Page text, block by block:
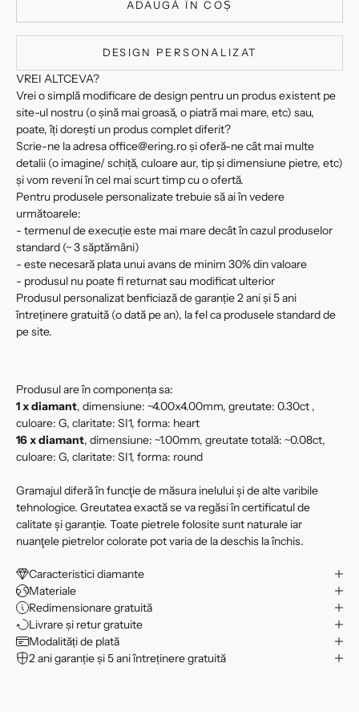
ADAUGĂ ÎN COȘ
DESIGN PERSONALIZAT
VREI ALTCEVA?
Vrei o simplă modificare de design pentru un produs existent pe
site-ul nostru (o șină mai groasă, o piatră mai mare, etc) sau,
poate, îți dorești un produs complet diferit?
Scrie-ne la adresa office@ering.ro și oferă-ne cât mai multe
detalii (o imagine/ schiță, culoare aur, tip și dimensiune pietre, etc)
și vom reveni în cel mai scurt timp cu o ofertă.
Pentru produsele personalizate trebuie să ai în vedere
următoarele:
- termenul de execuție este mai mare decât în cazul produselor
standard (~ 3 săptămâni)
- este necesară plata unui avans de minim 30% din valoare
- produsul nu poate fi returnat sau modificat ulterior
Produsul personalizat benficiază de garanție 2 ani și 5 ani
întreținere gratuită (o dată pe an), la fel ca produsele standard de
pe site.
Produsul are în componența sa:
1 x diamant, dimensiune: ~4.00x4.00mm, greutate: 0.30ct ,
culoare: G, claritate: SI1, forma: heart
16 xdiamant, dimensiune: ~1.00mm, greutate totală: ~0.08ct,
culoare: G, claritate: SI1, forma: round
Gramajul diferă în funcţie de măsura inelului şi de alte varibile
tehnologice. Greutatea exactă se va regăsi în certificatul de
calitate şi garanție. Toate pietrele folosite sunt naturale iar
nuanţele pietrelor colorate pot varia de la deschis la închis.
Caracteristici diamante
Materiale
Redimensionare gratuită
Livrare și retur gratuite
Modalități de plată
2 ani garanție și 5 ani întreținere gratuită